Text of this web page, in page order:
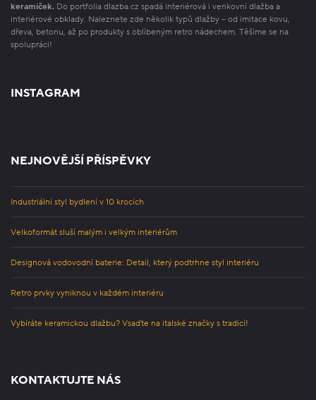
keramiček. Do portfolia dlazba.cz spadá interiérová i venkovní dlažba a
interiérové obklady. Naleznete zde několik typů dlažby – od imitace kovu,
dřeva, betonu, až po produkty s oblíbeným retro nádechem. Těšíme se na
spolupráci!
INSTAGRAM
NEJNOVĚJŠÍ PŘÍSPĚVKY
Industriální styl bydlení v 10 krocích
Velkoformát sluší malým i velkým interiérům
Designová vodovodní baterie: Detail, který podtrhne styl interiéru
Retro prvky vyniknou v každém interiéru
Vybíráte keramickou dlažbu? Vsaďte na italské značky s tradicí!
KONTAKTUJTE NÁS